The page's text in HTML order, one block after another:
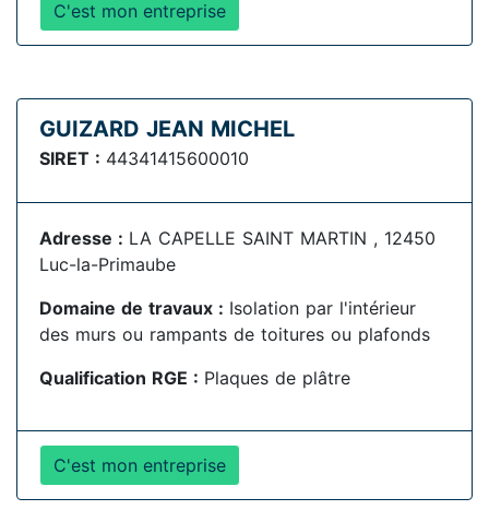
C'est mon entreprise
GUIZARD JEAN MICHEL
SIRET : 44341415600010
Adresse : LA CAPELLE SAINT MARTIN , 12450
Luc-la-Primaube
Domaine de travaux : Isolation par l'intérieur
des murs ou rampants de toitures ou plafonds
Qualification RGE : Plaques de plâtre
C'est mon entreprise